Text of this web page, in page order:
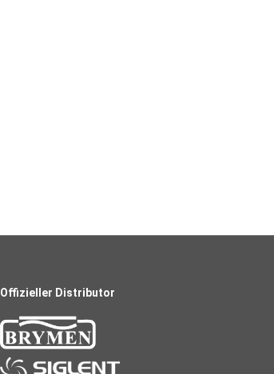
Offizieller Distributor